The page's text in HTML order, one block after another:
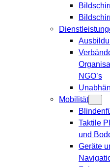
NGO’s
Mobilität
Taktile
und
Geräte